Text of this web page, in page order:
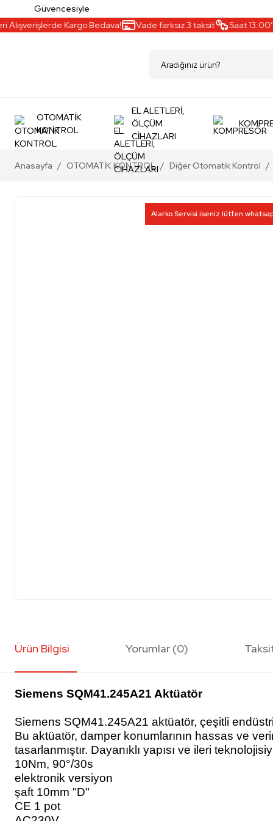
Güvencesiyle
Kargo Bedava! Vade farksız 3 taksit Saat 13:00’a
OTOMATİK
KONTROL
EL ALETLERİ,
ÖLÇÜM
CİHAZLARI
Anasayfa OTOMATİK KONTROL Diğer Otomatik Kontrol
Alarko Servisi iseniz lütfen
Ürün Bilgisi Yorumlar (0)
Siemens SQM41.245A21 Aktüatör
Siemens SQM41.245A21 aktüatör, çeşitli
Bu aktüatör, damper konumlarının hassas ve
tasarlanmıştır. Dayanıklı yapısı ve ileri
10Nm, 90°/30s
elektronik versiyon
şaft 10mm "D"
CE 1 pot